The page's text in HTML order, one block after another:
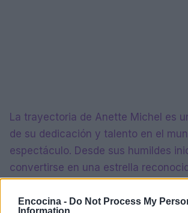
Encocina - Do Not Process My
Information
La trayectoria de Anette Michel es
de su dedicación y talento en el
espectáculo. Desde sus humildes
convertirse en una estrella
industria del entretenimiento. ¿Te